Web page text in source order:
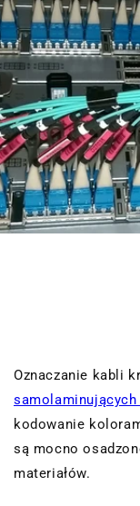
Oznaczanie kabli
kodowanie
są mocno
materiałów.